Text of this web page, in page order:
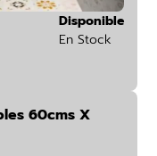
Disponible
En Stock
60cms X